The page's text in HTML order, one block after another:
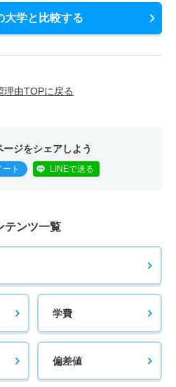
大学と比較する
理由TOPに戻る
ージをシェアしよう
ート LINEで送る
テンツ一覧
学費
偏差値